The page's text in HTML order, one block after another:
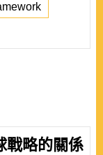
戰略的關係